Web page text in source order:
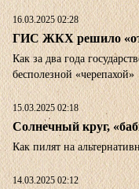
16.03.2025 02:28
ГИС ЖКХ решило
Как за два года
бесполезной «черепахой»
15.03.2025 02:18
Солнечный круг,
Как пилят на
14.03.2025 02:12